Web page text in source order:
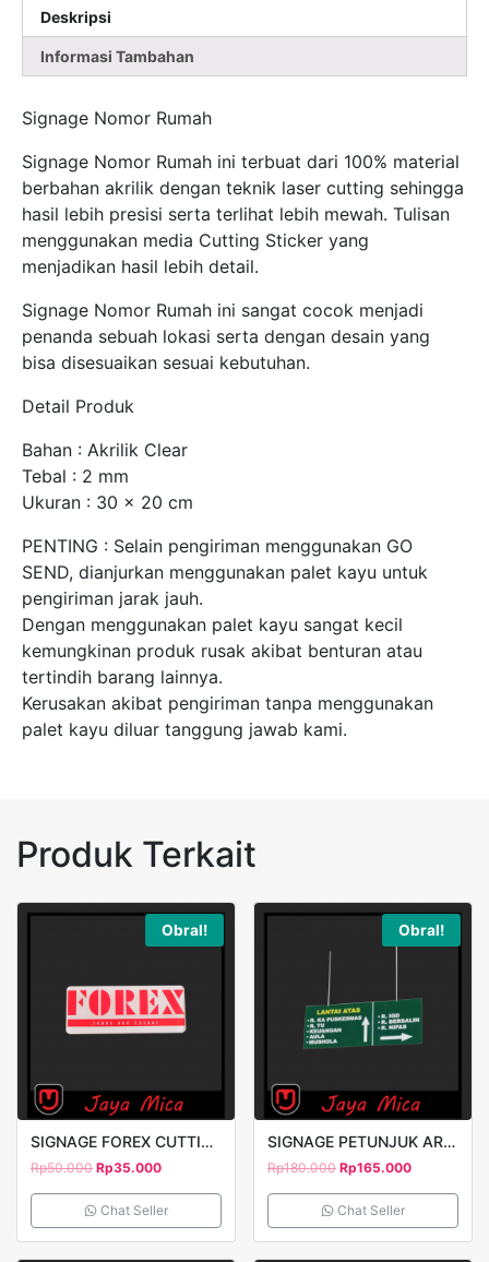
Deskripsi
Informasi Tambahan
Signage Nomor Rumah
Signage Nomor Rumah ini terbuat dari 100% material
berbahan akrilik dengan teknik laser cutting sehingga
hasil lebih presisi serta terlihat lebih mewah. Tulisan
menggunakan media Cutting Sticker yang
menjadikan hasil lebih detail.
Signage Nomor Rumah ini sangat cocok menjadi
penanda sebuah lokasi serta dengan desain yang
bisa disesuaikan sesuai kebutuhan.
Detail Produk
Bahan : Akrilik Clear
Tebal : 2 mm
Ukuran : 30 x 20 cm
PENTING : Selain pengiriman menggunakan GO
SEND, dianjurkan menggunakan palet kayu untuk
pengiriman jarak jauh.
Dengan menggunakan palet kayu sangat kecil
kemungkinan produk rusak akibat benturan atau
tertindih barang lainnya.
Kerusakan akibat pengiriman tanpa menggunakan
palet kayu diluar tanggung jawab kami.
Produk Terkait
Obral!
SIGNAGE FOREX CUTTING STICKER 20X10CM
Rp50.000 Rp35.000
Chat Seller
Obral!
SIGNAGE PETUNJUK ARAH GANTUNG PRINT UV 2 SISI
Rp180.000 Rp165.000
Chat Seller